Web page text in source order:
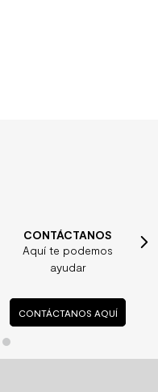
CONTÁCTANOS
Aquí te podemos
ayudar
CONTÁCTANOS AQUÍ